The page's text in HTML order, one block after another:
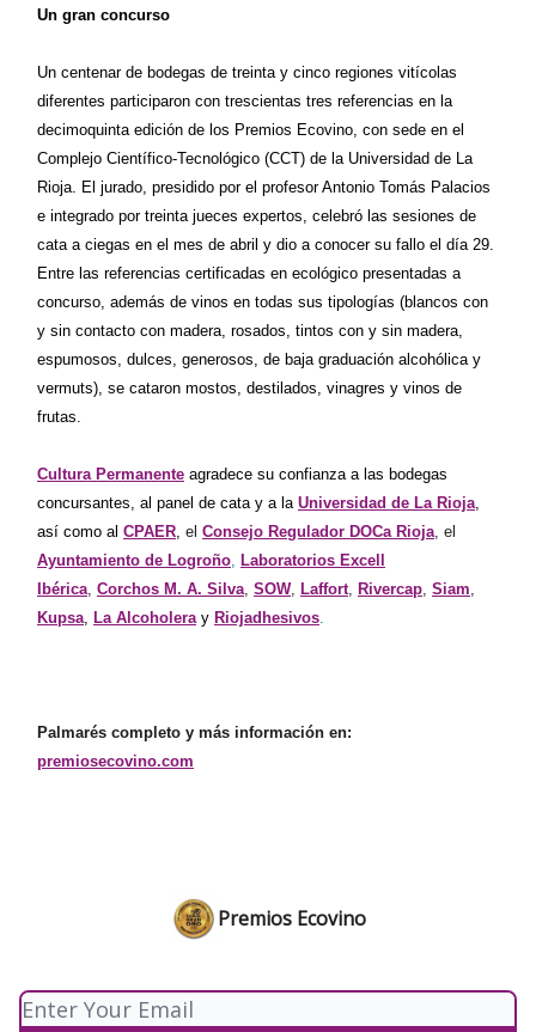
Un gran concurso
Un centenar de bodegas de treinta y cinco regiones vitícolas
diferentes participaron con trescientas tres referencias en la
decimoquinta edición de los Premios Ecovino, con sede en el
Complejo Científico-Tecnológico (CCT) de la Universidad de La
Rioja. El jurado, presidido por el profesor Antonio Tomás Palacios
e integrado por treinta jueces expertos, celebró las sesiones de
cata a ciegas en el mes de abril y dio a conocer su fallo el día 29.
Entre las referencias certificadas en ecológico presentadas a
concurso, además de vinos en todas sus tipologías (blancos con
y sin contacto con madera, rosados, tintos con y sin madera,
espumosos, dulces, generosos, de baja graduación alcohólica y
vermuts), se cataron mostos, destilados, vinagres y vinos de
frutas.
Cultura Permanente agradece su confianza a las bodegas
concursantes, al panel de cata y a la Universidad de La Rioja
así como al CPAER el Consejo Regulador DOCa Rioja , el
Ayuntamiento de Logroño Laboratorios Excell
Ibérica Corchos M. A. Silva SOW, Laffort Rivercap Siam
Kupsa La Alcoholera y Riojadhesivos
Palmarés completo y más información en:
premiosecovino.com
Premios Ecovino